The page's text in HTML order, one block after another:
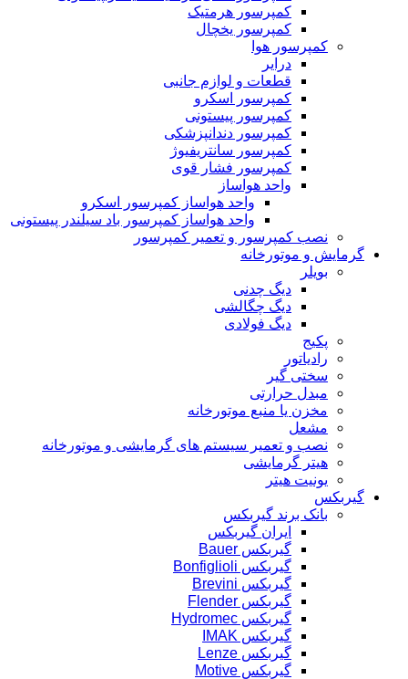
کمپرسور هرمتیک
کمپرسور یخچال
کمپرسور هوا
درایر
قطعات و لوازم جانبی
کمپرسور اسکرو
کمپرسور پیستونی
کمپرسور دندانپزشکی
کمپرسور سانتریفیوژ
کمپرسور فشار قوی
واحد هواساز
واحد هواساز کمپرسور اسکرو
واحد هواساز کمپرسور باد سیلندر پیستونی
نصب کمپرسور و تعمیر کمپرسور
گرمایش و موتورخانه
بویلر
دیگ چدنی
دیگ چگالشی
دیگ فولادی
پکیج
رادیاتور
سختی گیر
مبدل حرارتی
مخزن یا منبع موتورخانه
مشعل
نصب و تعمیر سیستم های گرمایشی و موتورخانه
هیتر گرمایشی
یونیت هیتر
گیربکس
بانک برند گیربکس
ایران گیربکس
گیربکس Bauer
گیربکس Bonfiglioli
گیربکس Brevini
گیربکس Flender
گیربکس Hydromec
گیربکس IMAK
گیربکس Lenze
گیربکس Motive